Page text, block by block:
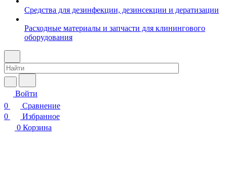
Средства для дезинфекции, дезинсекции и дератизации
Расходные материалы и запчасти для клинингового
оборудования
Войти
0
Сравнение
0
Избранное
0 Корзина